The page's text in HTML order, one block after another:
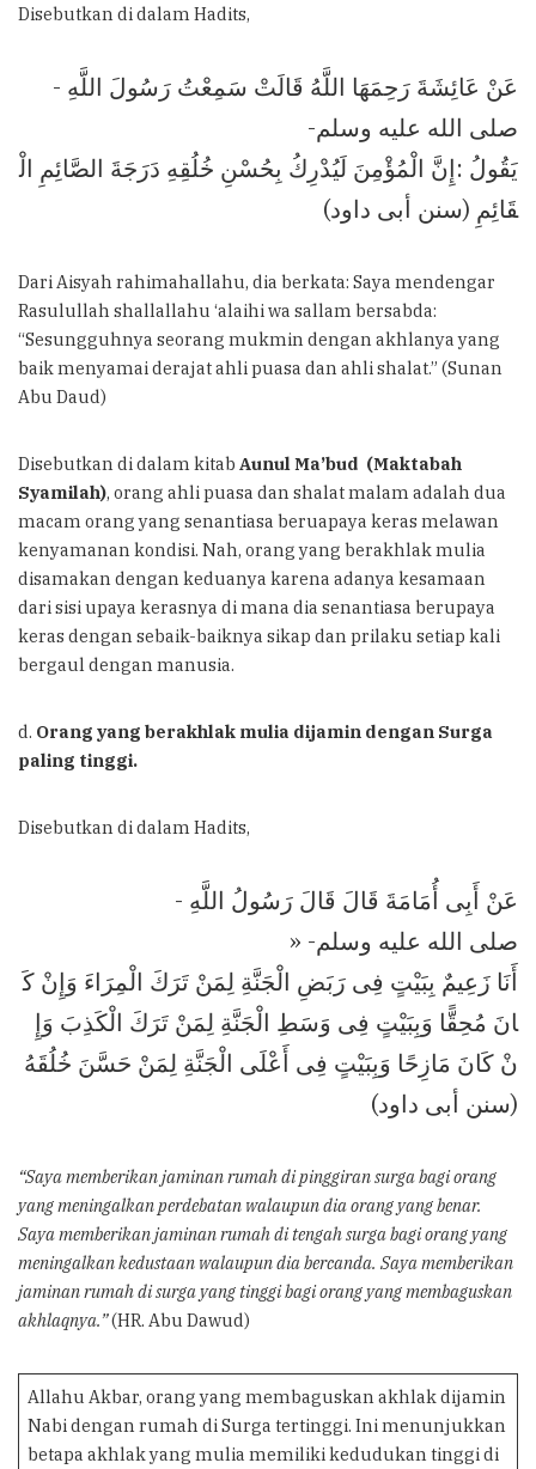
Disebutkan di dalam Hadits,
عَنْ عَائِشَةَ رَحِمَهَا اللَّهُ قَالَتْ سَمِعْتُ رَسُولَ اللَّهِ -
صلى الله عليه وسلم-
يَقُولُ :إِنَّ الْمُؤْمِنَ لَيُدْرِكُ بِحُسْنِ خُلُقِهِ دَرَجَةَ الصَّائِمِ الْ
قَائِمِ (سنن أبى داود)
Dari Aisyah rahimahallahu, dia berkata: Saya mendengar
Rasulullah shallallahu ‘alaihi wa sallam bersabda:
“Sesungguhnya seorang mukmin dengan akhlanya yang
baik menyamai derajat ahli puasa dan ahli shalat.” (Sunan
Abu Daud)
Disebutkan di dalam kitab Aunul Ma’bud (Maktabah
Syamilah), orang ahli puasa dan shalat malam adalah dua
macam orang yang senantiasa beruapaya keras melawan
kenyamanan kondisi. Nah, orang yang berakhlak mulia
disamakan dengan keduanya karena adanya kesamaan
dari sisi upaya kerasnya di mana dia senantiasa berupaya
keras dengan sebaik-baiknya sikap dan prilaku setiap kali
bergaul dengan manusia.
d. Orang yang berakhlak mulia dijamin dengan Surga
paling tinggi.
Disebutkan di dalam Hadits,
عَنْ أَبِى أُمَامَةَ قَالَ قَالَ رَسُولُ اللَّهِ -
صلى الله عليه وسلم- «
أَنَا زَعِيمٌ بِبَيْتٍ فِى رَبَضِ الْجَنَّةِ لِمَنْ تَرَكَ الْمِرَاءَ وَإِنْ كَ
انَ مُحِقًّا وَبِبَيْتٍ فِى وَسَطِ الْجَنَّةِ لِمَنْ تَرَكَ الْكَذِبَ وَإِ
نْ كَانَ مَازِحًا وَبِبَيْتٍ فِى أَعْلَى الْجَنَّةِ لِمَنْ حَسَّنَ خُلُقَهُ
(سنن أبى داود)
“Saya memberikan jaminan rumah di pinggiran surga bagi orang
yang meningalkan perdebatan walaupun dia orang yang benar.
Saya memberikan jaminan rumah di tengah surga bagi orang yang
meningalkan kedustaan walaupun dia bercanda. Saya memberikan
jaminan rumah di surga yang tinggi bagi orang yang membaguskan
akhlaqnya.”(HR. Abu Dawud)
Allahu Akbar, orang yang membaguskan akhlak dijamin
Nabi dengan rumah di Surga tertinggi. Ini menunjukkan
betapa akhlak yang mulia memiliki kedudukan tinggi di